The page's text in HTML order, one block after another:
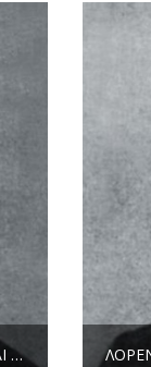
ΛΟΡΈΝΤΖΟΣ ΜΑΒΊΛΗΣ: ΠΑΤΡΙΩΤΙΣΜΌΣ, ΠΟΊΗΣΗ ΚΑΙ ΣΚΆΚΙ (ΜΈΡΟΣ 2Ο) | ΣΠΎΡΟΣ ΙΛΑΝΤΖΉΣ